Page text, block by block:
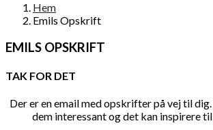
Hem
Emils Opskrift
EMILS OPSKRIFT
TAK FOR DET
Der er en email med opskrifter på vej til
dem interessant og det kan inspirere